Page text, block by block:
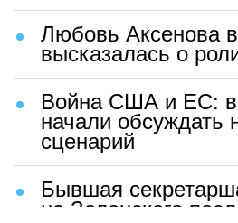
Любовь Аксенова
высказалась о
Война США и ЕС: в
начали
сценарий
Бывшая
на Зеленского